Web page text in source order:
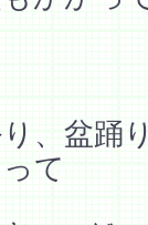
、盆踊
て